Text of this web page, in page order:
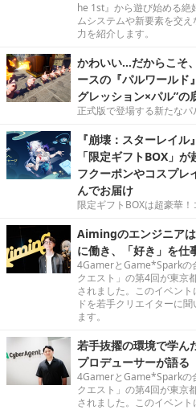
he 1st』から遊び始める絶
ムシステムや新要素を交
力を紹介します。
かわいい…だからこそ
ースの『パルワールド
グレッション×パル”の
正式版で登場する新たなパ
『崩壊：スターレイ
「限定ギフトBOX」
フクーポンやコスプレ
んでお届け
限定ギフトBOXは超豪華
Aimingのエンジニア
に働き、「好き」を仕
4GamerとGame*Sparkの
クエスト」の第4回が東京
されました。このイベン
ドを若手クリエイターに
ます。
若手抜擢の環境で学
プロデューサーが語る
4GamerとGame*Sparkの
クエスト」の第4回が東京
されました。このイベン